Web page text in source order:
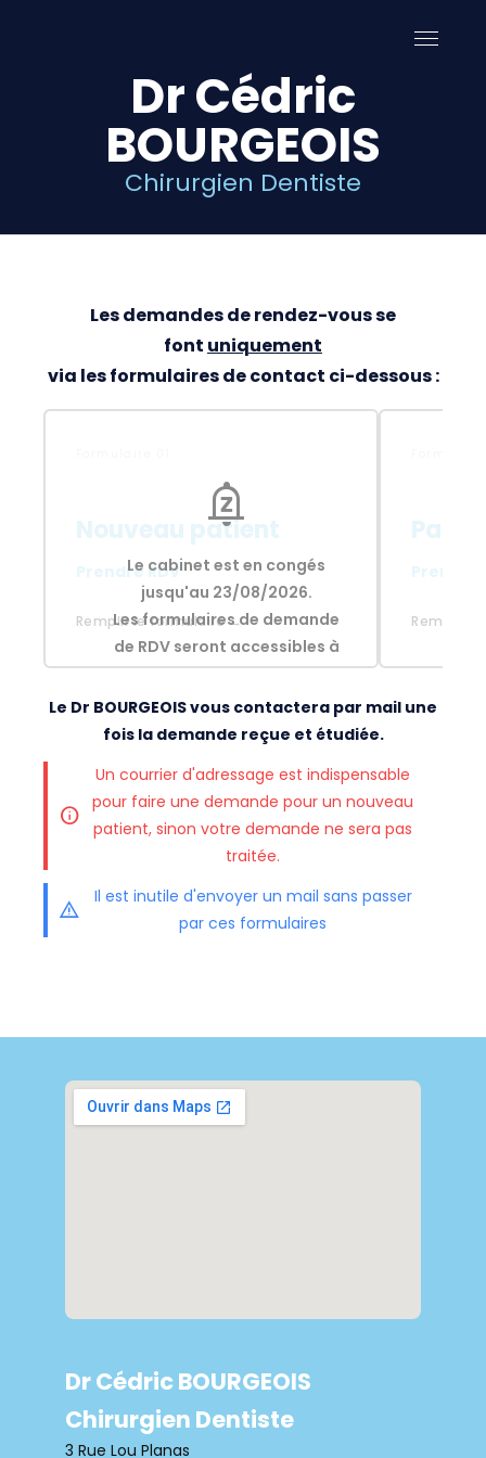
Dr Cédric
BOURGEOIS
Chirurgien Dentiste
Les demandes de rendez-vous se
font uniquement
via les formulaires de contact ci-dessous :
Nouveau patient
Prendre RDV
Remplir le formulaire →
notifications_paused
Le cabinet est en congés
jusqu'au 23/08/2026.
Les formulaires de demande
de RDV seront accessibles à
partir de cette date.
Prendre
Remplir
Le Dr BOURGEOIS vous contactera par mail une
fois la demande reçue et étudiée.
Un courrier d'adressage est indispensable
pour faire une demande pour un nouveau
patient, sinon votre demande ne sera pas
traitée.
Il est inutile d'envoyer un mail sans passer
par ces formulaires
Dr Cédric BOURGEOIS
Chirurgien Dentiste
3 Rue Lou Planas